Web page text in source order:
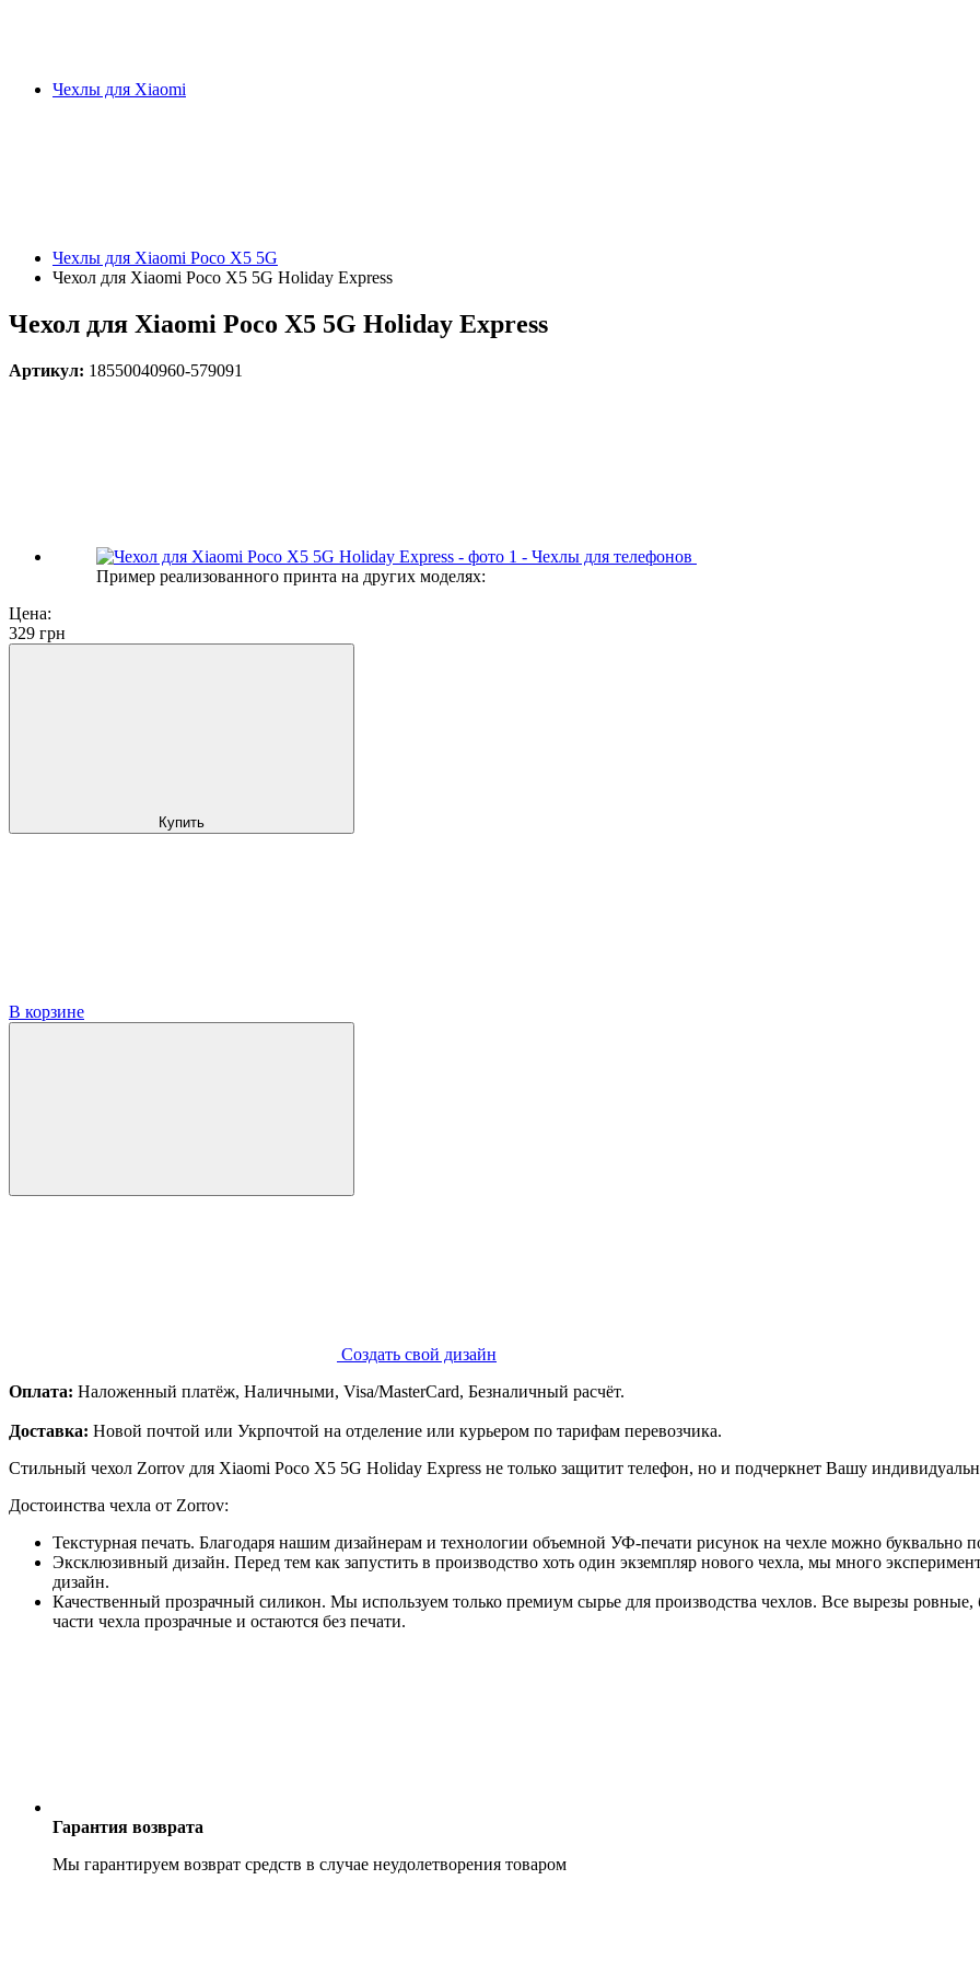
Чехлы для Xiaomi
Чехлы для Xiaomi Poco X5 5G
Чехол для Xiaomi Poco X5 5G Holiday Express
Чехол для Xiaomi Poco X5 5G Holiday Express
Артикул: 18550040960-579091
Пример реализованного принта на других моделях:
Цена:
329 грн
Купить
В корзине
Создать свой дизайн
Оплата: Наложенный платёж, Наличными, Visa/MasterCard, Безналичный расчёт.
Доставка: Новой почтой или Укрпочтой на отделение или курьером по тарифам перевозчика.
Стильный чехол Zorrov для Xiaomi Poco X5 5G Holiday Express не только защитит телефон, но и подчеркнет Вашу
Достоинства чехла от Zorrov:
Текстурная печать. Благодаря нашим дизайнерам и технологии объемной УФ-печати рисунок на чехле можно буквально
Эксклюзивный дизайн. Перед тем как запустить в производство хоть один экземпляр нового чехла, мы много
дизайн.
Качественный прозрачный силикон. Мы используем только премиум сырье для производства чехлов. Все вырезы ровные,
части чехла прозрачные и остаются без печати.
Гарантия возврата
Мы гарантируем возврат средств в случае неудолетворения товаром